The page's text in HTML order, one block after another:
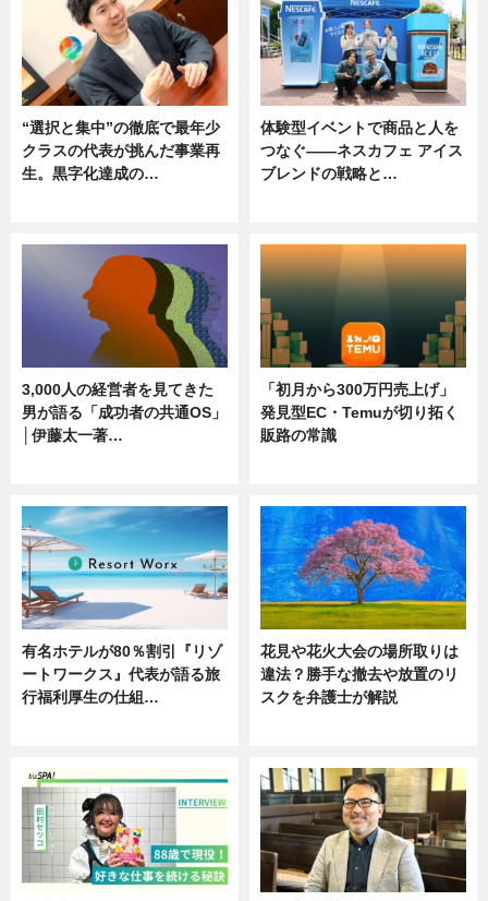
“選択と集中”の徹底で最年少
クラスの代表が挑んだ事業再
生。黒字化達成の…
体験型イベントで商品と人を
つなぐ――ネスカフェ アイス
ブレンドの戦略と…
3,000人の経営者を見てきた
男が語る「成功者の共通OS」
│伊藤太一著…
「初月から300万円売上げ」
発見型EC・Temuが切り拓く
販路の常識
有名ホテルが80％割引『リゾ
ートワークス』代表が語る旅
行福利厚生の仕組…
花見や花火大会の場所取りは
違法？勝手な撤去や放置のリ
スクを弁護士が解説